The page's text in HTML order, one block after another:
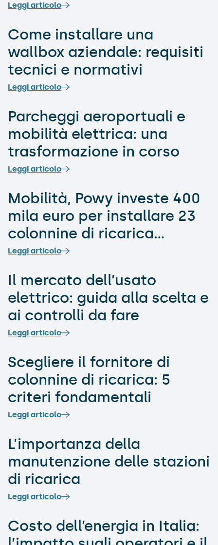
Leggi articolo
Come installare una
wallbox aziendale: requisiti
tecnici e normativi
Leggi articolo
Parcheggi aeroportuali e
mobilità elettrica: una
trasformazione in corso
Leggi articolo
Mobilità, Powy investe 400
mila euro per installare 23
colonnine di ricarica
pubblica a Roma
Leggi articolo
Il mercato dell’usato
elettrico: guida alla scelta e
ai controlli da fare
Leggi articolo
Scegliere il fornitore di
colonnine di ricarica: 5
criteri fondamentali
Leggi articolo
L’importanza della
manutenzione delle stazioni
di ricarica
Leggi articolo
Costo dell’energia in Italia: